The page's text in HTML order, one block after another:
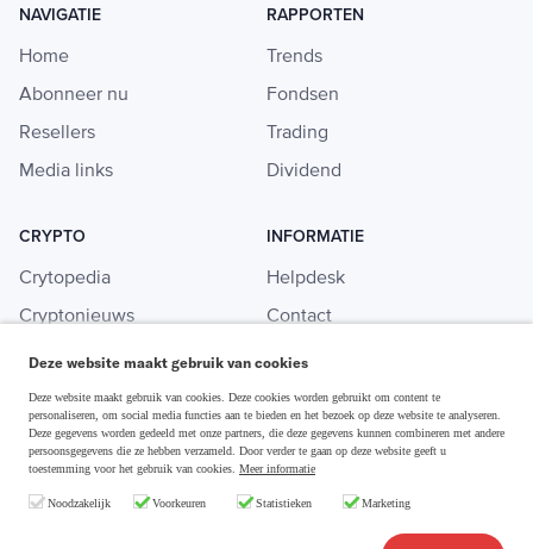
NAVIGATIE
Home
Abonneer nu
Resellers
Media links
RAPPORTEN
Trends
Fondsen
Trading
Dividend
CRYPTO
Crytopedia
Cryptonieuws
Crypto koopgids
Investeren in crypto
INFORMATIE
Helpdesk
Contact
Adverteren
Disclaimer & Privacy
Deze website maakt gebruik van cookies
Deze website maakt gebruik van cookies. Deze cookies worden gebruikt om content te
personaliseren, om social media functies aan te bieden en het bezoek op deze website te analyseren.
Deze gegevens worden gedeeld met onze partners, die deze gegevens kunnen combineren met andere
persoonsgegevens die ze hebben verzameld. Door verder te gaan op deze website geeft u
toestemming voor het gebruik van cookies. Meer informatie
Noodzakelijk Voorkeuren Statistieken Marketing